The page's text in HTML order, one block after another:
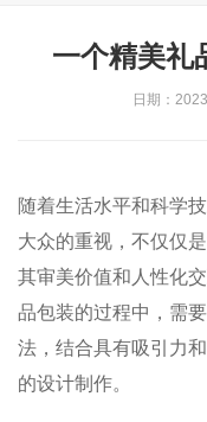
一个精美礼
日期：
随着生活水平和科学
大众的重视，不仅仅
其审美价值和人性化
品包装的过程中，需
法，结合具有吸引力
的设计制作。